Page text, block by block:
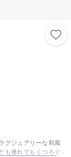
グジュアリーな和風
も連れでもくつろぐ